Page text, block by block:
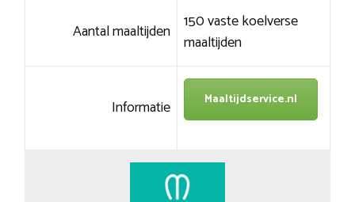
Aantal maaltijden 150 vaste koelverse
maaltijden
Informatie Maaltijdservice.nl